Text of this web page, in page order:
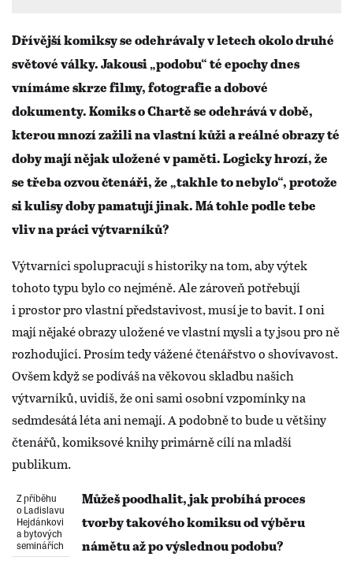
Dřívější komiksy se odehrávaly v letech okolo druhé
světové války. Jakousi „podobu“ té epochy dnes
vnímáme skrze filmy, fotografie a dobové
dokumenty. Komiks o Chartě se odehrává v době,
kterou mnozí zažili na vlastní kůži a reálné obrazy té
doby mají nějak uložené v paměti. Logicky hrozí, že
se třeba ozvou čtenáři, že „takhle to nebylo“, protože
si kulisy doby pamatují jinak. Má tohle podle tebe
vliv na práci výtvarníků?
Výtvarníci spolupracují s historiky na tom, aby výtek
tohoto typu bylo co nejméně. Ale zároveň potřebují
i prostor pro vlastní představivost, musí je to bavit. I oni
mají nějaké obrazy uložené ve vlastní mysli a ty jsou pro ně
rozhodující. Prosím tedy vážené čtenářstvo o shovívavost.
Ovšem když se podíváš na věkovou skladbu našich
výtvarníků, uvidíš, že oni sami osobní vzpomínky na
sedmdesátá léta ani nemají. A podobně to bude u většiny
čtenářů, komiksové knihy primárně cílí na mladší
publikum.
Z příběhu
o Ladislavu
Hejdánkovi
a bytových
seminářích
Můžeš poodhalit, jak probíhá proces
tvorby takového komiksu od výběru
námětu až po výslednou podobu?